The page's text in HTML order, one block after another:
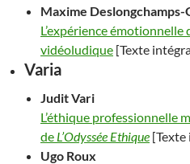
Maxime Deslongchamps-
L’expérience émotionnelle
vidéoludique [Texte
Varia
JuditVari
L’éthique professionnelle
de L’Odyssée Ethique
Ugo Roux